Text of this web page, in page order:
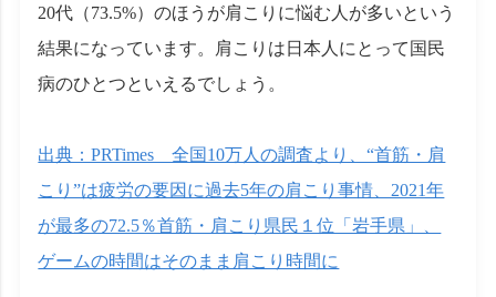
20代（73.5%）のほうが肩こりに悩む人が多いという
結果になっています。肩こりは日本人にとって国民
病のひとつといえるでしょう。
出典：PRTimes 全国10万人の調査より、“首筋・肩
こり”は疲労の要因に過去5年の肩こり事情、2021年
が最多の72.5％首筋・肩こり県民１位「岩手県」、
ゲームの時間はそのまま肩こり時間に